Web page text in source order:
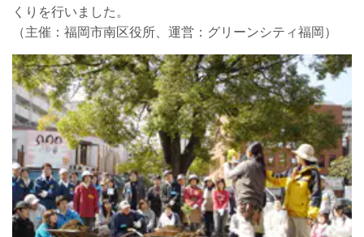
くりを行いました。
（主催：福岡市南区役所、運営：グリーンシティ福岡）